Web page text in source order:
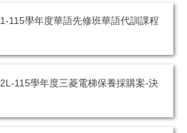
115學年度華語先修班華語代訓課程
115學年度三菱電梯保養採購案-決